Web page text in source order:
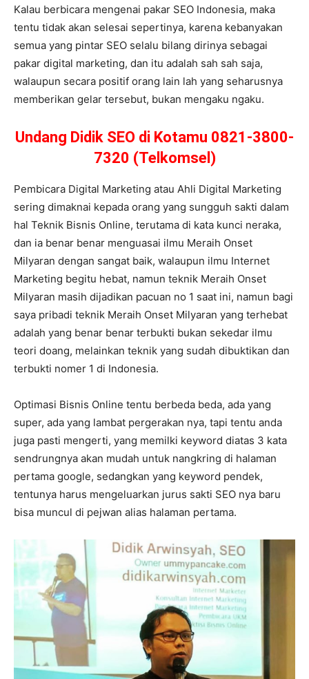
Kalau berbicara mengenai pakar SEO Indonesia, maka
tentu tidak akan selesai sepertinya, karena kebanyakan
semua yang pintar SEO selalu bilang dirinya sebagai
pakar digital marketing, dan itu adalah sah sah saja,
walaupun secara positif orang lain lah yang seharusnya
memberikan gelar tersebut, bukan mengaku ngaku.
Undang Didik SEO di Kotamu 0821-3800-
7320 (Telkomsel)
Pembicara Digital Marketing atau Ahli Digital Marketing
sering dimaknai kepada orang yang sungguh sakti dalam
hal Teknik Bisnis Online, terutama di kata kunci neraka,
dan ia benar benar menguasai ilmu Meraih Onset
Milyaran dengan sangat baik, walaupun ilmu Internet
Marketing begitu hebat, namun teknik Meraih Onset
Milyaran masih dijadikan pacuan no 1 saat ini, namun bagi
saya pribadi teknik Meraih Onset Milyaran yang terhebat
adalah yang benar benar terbukti bukan sekedar ilmu
teori doang, melainkan teknik yang sudah dibuktikan dan
terbukti nomer 1 di Indonesia.
Optimasi Bisnis Online tentu berbeda beda, ada yang
super, ada yang lambat pergerakan nya, tapi tentu anda
juga pasti mengerti, yang memilki keyword diatas 3 kata
sendrungnya akan mudah untuk nangkring di halaman
pertama google, sedangkan yang keyword pendek,
tentunya harus mengeluarkan jurus sakti SEO nya baru
bisa muncul di pejwan alias halaman pertama.